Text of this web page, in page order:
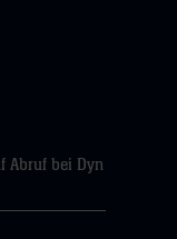
Abruf bei Dyn